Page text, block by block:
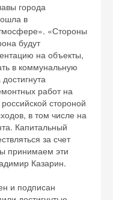
города
в
«Стороны
будут
на объекты,
в коммунальную
работ на
стороной
в том числе на
Капитальный
за счет
принимаем эти
Казарин.
и подписан